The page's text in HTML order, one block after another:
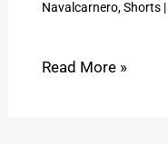
Navalcarnero,Shorts|
Read More »